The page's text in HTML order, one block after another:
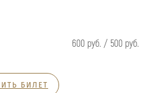
600 руб. / 500 руб.
БИЛЕТ